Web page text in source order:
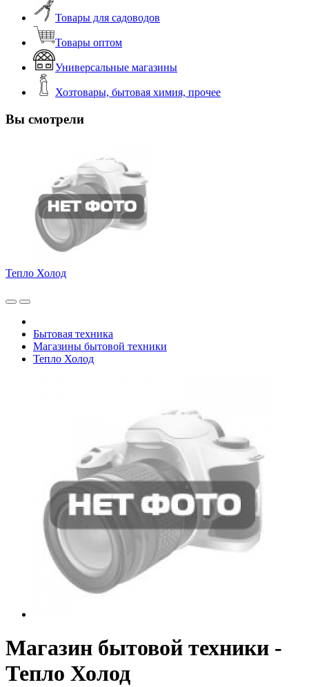
Товары для садоводов
Товары оптом
Универсальные магазины
Хозтовары, бытовая химия, прочее
Вы смотрели
Тепло Холод
Бытовая техника
Магазины бытовой техники
Тепло Холод
Магазин бытовой техники -
Тепло Холод